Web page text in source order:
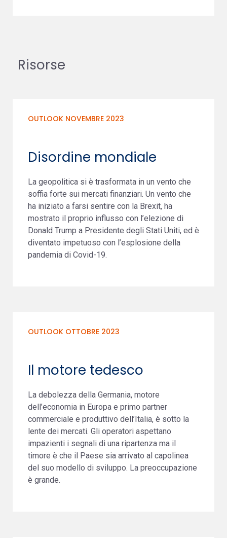
Risorse
OUTLOOK NOVEMBRE 2023
Disordine mondiale
La geopolitica si è trasformata in un vento che
soffia forte sui mercati finanziari. Un vento che
ha iniziato a farsi sentire con la Brexit, ha
mostrato il proprio influsso con l’elezione di
Donald Trump a Presidente degli Stati Uniti, ed è
diventato impetuoso con l’esplosione della
pandemia di Covid-19.
OUTLOOK OTTOBRE 2023
Il motore tedesco
La debolezza della Germania, motore
dell’economia in Europa e primo partner
commerciale e produttivo dell’Italia, è sotto la
lente dei mercati. Gli operatori aspettano
impazienti i segnali di una ripartenza ma il
timore è che il Paese sia arrivato al capolinea
del suo modello di sviluppo. La preoccupazione
è grande.